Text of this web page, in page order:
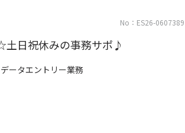
No：ES26-0607389
土日祝休みの事務サポ♪
ータエントリー業務